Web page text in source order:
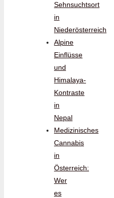
Sehnsuchtsort
in
Niederösterreich
Alpine
Einflüsse
und
Himalaya-
Kontraste
in
Nepal
Medizinisches
Cannabis
in
Österreich:
Wer
es